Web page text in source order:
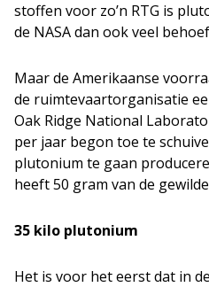
stoffen voor zo’n RTG is
de NASA dan ook veel
Maar de Amerikaanse
de ruimtevaartorganisatie
Oak Ridge National
per jaar begon toe te
plutonium te gaan
heeft 50 gram van de
35 kilo plutonium
Het is voor het eerst dat in